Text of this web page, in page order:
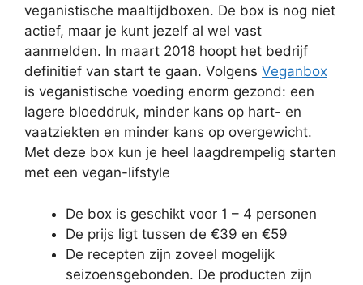
veganistische maaltijdboxen. De box is nog niet
actief, maar je kunt jezelf al wel vast
aanmelden. In maart 2018 hoopt het bedrijf
definitief van start te gaan. Volgens Veganbox
is veganistische voeding enorm gezond: een
lagere bloeddruk, minder kans op hart- en
vaatziekten en minder kans op overgewicht.
Met deze box kun je heel laagdrempelig starten
met een vegan-lifstyle
De box is geschikt voor 1 – 4 personen
De prijs ligt tussen de €39 en €59
De recepten zijn zoveel mogelijk
seizoensgebonden. De producten zijn